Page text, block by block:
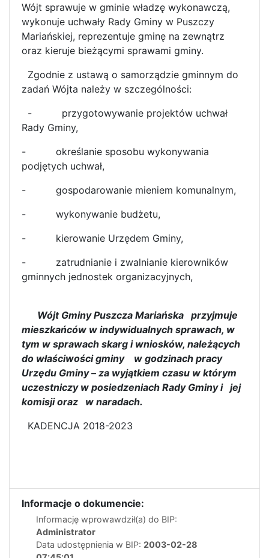
Wójt sprawuje w gminie władzę wykonawczą,
wykonuje uchwały Rady Gminy w Puszczy
Mariańskiej, reprezentuje gminę na zewnątrz
oraz kieruje bieżącymi sprawami gminy.
Zgodnie z ustawą o samorządzie gminnym do
zadań Wójta należy w szczególności:
- przygotowywanie projektów uchwał
Rady Gminy,
- określanie sposobu wykonywania
podjętych uchwał,
- gospodarowanie mieniem komunalnym,
- wykonywanie budżetu,
- kierowanie Urzędem Gminy,
- zatrudnianie i zwalnianie kierowników
gminnych jednostek organizacyjnych,
Wójt Gminy Puszcza Mariańska przyjmuje
mieszkańców w indywidualnych sprawach, w
tym w sprawach skarg i wniosków, należących
do właściwości gminy w godzinach pracy
Urzędu Gminy – za wyjątkiem czasu w którym
uczestniczy w posiedzeniach Rady Gminy i jej
komisji oraz w naradach.
KADENCJA 2018-2023
Informacje o dokumencie:
Informację wprowawdził(a) do BIP:
Administrator
Data udostępnienia w BIP: 2003-02-28